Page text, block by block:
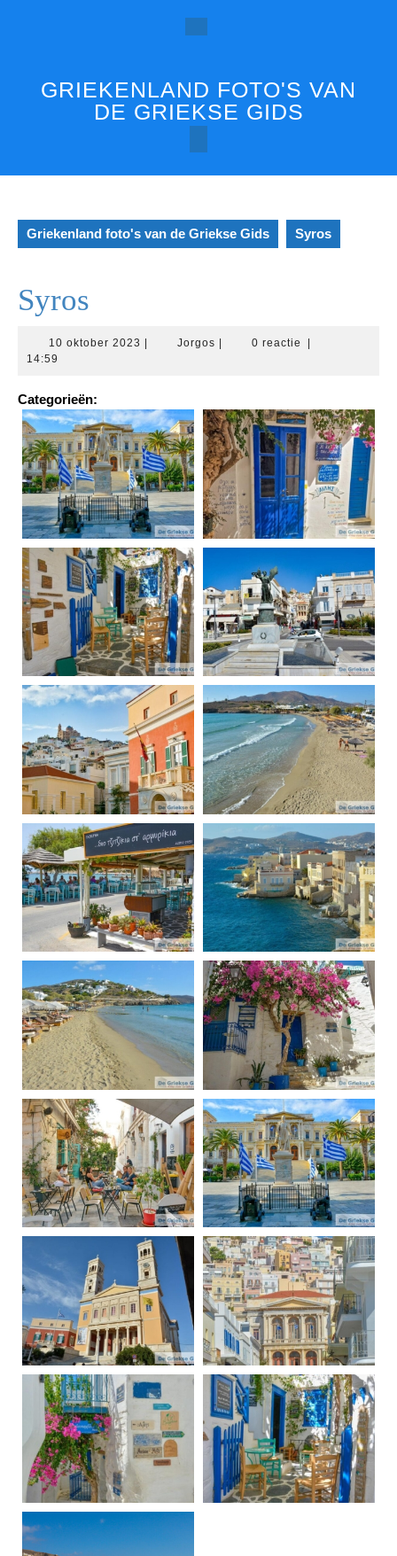
Open
knop
GRIEKENLAND FOTO'S VAN
DE GRIEKSE GIDS
Griekenland foto's van de Griekse Gids Syros
Syros
10 oktober 2023 10
JorgosJorgos0 reactie
14:59
Categorieën: